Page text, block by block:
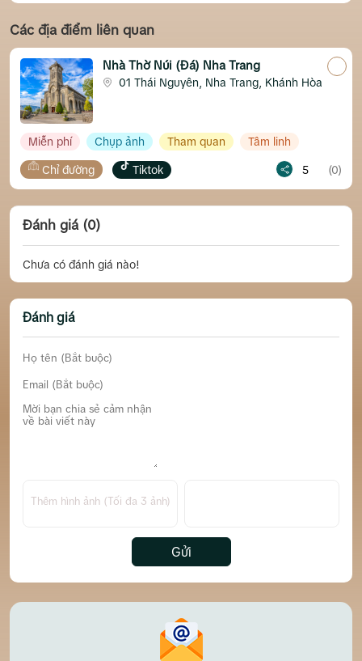
Các địa điểm liên quan
Nhà Thờ Núi (Đá) Nha Trang
01 Thái Nguyên, Nha Trang, Khánh Hòa
Miễn phí Chụp ảnh Tham quan Tâm linh
Chỉ đường Tiktok 5 (0)
Đánh giá (0)
Chưa có đánh giá nào!
Đánh giá
Thêm hình ảnh (Tối đa 3 ảnh)
Gửi